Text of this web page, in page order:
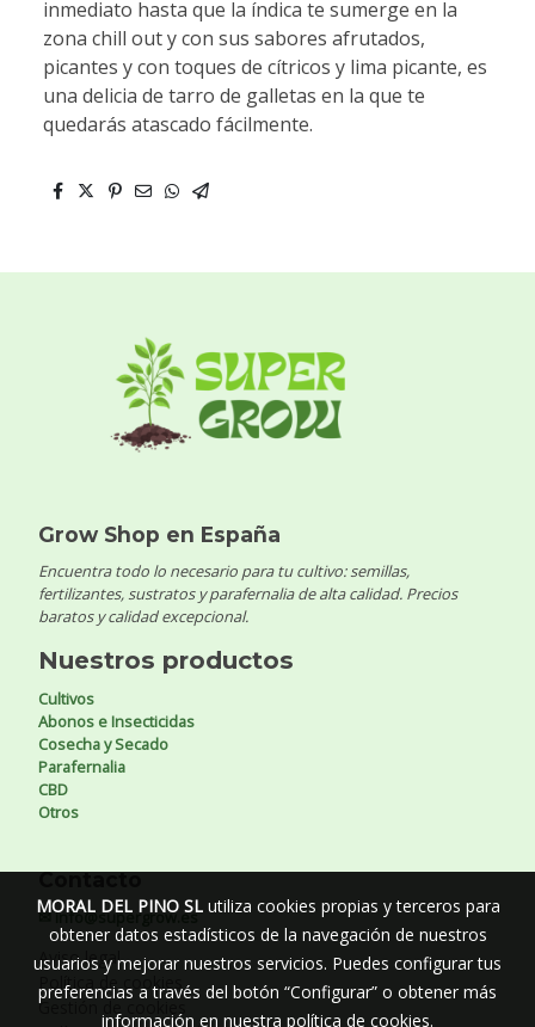
inmediato hasta que la índica te sumerge en la
zona chill out y con sus sabores afrutados,
picantes y con toques de cítricos y lima picante, es
una delicia de tarro de galletas en la que te
quedarás atascado fácilmente.
Grow Shop en España
Encuentra todo lo necesario para tu cultivo: semillas,
fertilizantes, sustratos y parafernalia de alta calidad. Precios
baratos y calidad excepcional.
Nuestros productos
Cultivos
Abonos e Insecticidas
Cosecha y Secado
Parafernalia
CBD
Otros
Contacto
✉ info@supergrow.es
Aviso legal
Política de cookies
Gestión de cookies
MORAL DEL PINO SLutiliza cookies propias y terceros para
obtener datos estadísticos de la navegación de nuestros
usuarios y mejorar nuestros servicios. Puedes configurar tus
preferencias a través del botón “Configurar” o obtener más
información en nuestra política de cookies.